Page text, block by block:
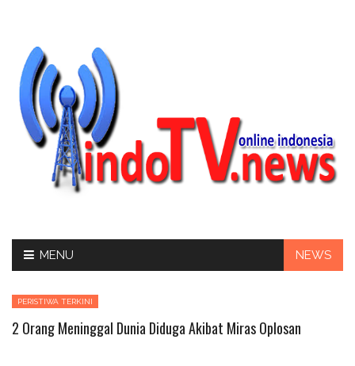
MENU NEWS
PERISTIWA TERKINI
2 Orang Meninggal Dunia Diduga Akibat Miras Oplosan